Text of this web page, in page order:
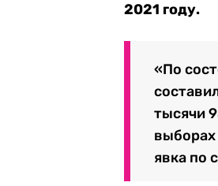
2021 году.
«По
тысячи
выборах
явка по